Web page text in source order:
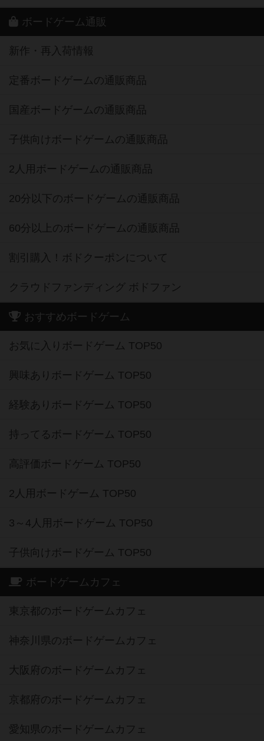
ボードゲーム通販
新作・再入荷情報
定番ボードゲームの通販商品
国産ボードゲームの通販商品
子供向けボードゲームの通販商品
2人用ボードゲームの通販商品
20分以下のボードゲームの通販商品
60分以上のボードゲームの通販商品
割引購入！ボドクーポンについて
クラウドファンディング ボドファン
おすすめボードゲーム
お気に入りボードゲーム TOP50
興味ありボードゲーム TOP50
経験ありボードゲーム TOP50
持ってるボードゲーム TOP50
高評価ボードゲーム TOP50
2人用ボードゲーム TOP50
3～4人用ボードゲーム TOP50
子供向けボードゲーム TOP50
ボードゲームカフェ
東京都のボードゲームカフェ
神奈川県のボードゲームカフェ
大阪府のボードゲームカフェ
京都府のボードゲームカフェ
愛知県のボードゲームカフェ